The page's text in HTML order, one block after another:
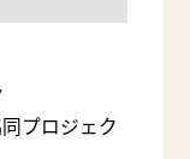
プロジェク